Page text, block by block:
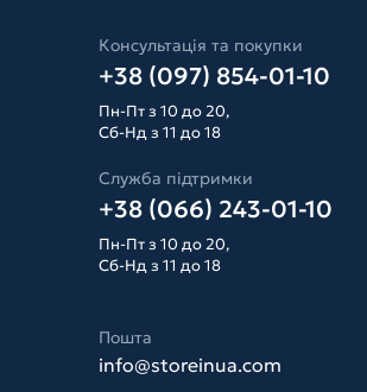
Консультація та покупки
+38 (097) 854-01-10
Пн-Пт з 10 до 20,
Сб-Нд з 11 до 18
Служба підтримки
+38 (066) 243-01-10
Пн-Пт з 10 до 20,
Сб-Нд з 11 до 18
Пошта
info@storeinua.com